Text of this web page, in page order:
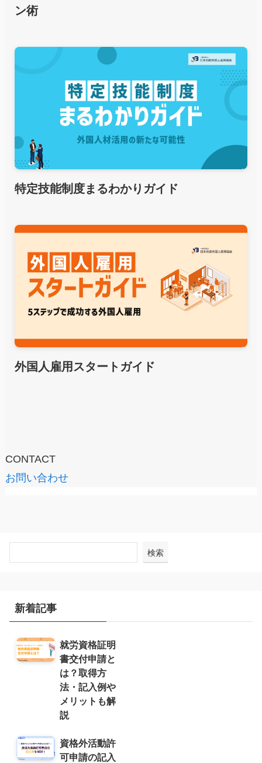
ン術
特定技能制度まるわかりガイド
外国人雇用スタートガイド
CONTACT
お問い合わせ
検索
新着記事
就労資格証明
書交付申請と
は？取得方
法・記入例や
メリットも解
説
資格外活動許
可申請の記入